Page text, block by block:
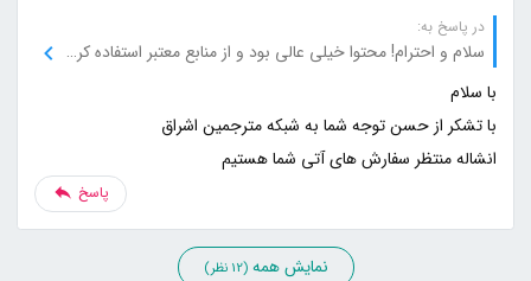
در پاسخ به:
سلام و احترام! محتوا خیلی عالی بود و از منابع معتبر استفاده کرده بودید که باعث شد به سایت اعتماد کنم. اگر میشه منابع بیشتری هم معرفی کنید تا بیشتر از این مطالب استفاده کنم.
انشاله منتظر سفارش های آتی شما هستیم
پاسخ
نمایش همه(12 نظر)